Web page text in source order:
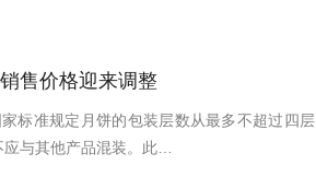
售价格迎来调整
标准规定月饼的包装层数从最多不超过四层
与其他产品混装。此…